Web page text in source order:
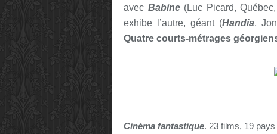
avec Babine(Luc Picard,
exhibe l’autre, géant (Handia,
Quatre courts-métrages
Cinéma fantastique. 23 films, 19 pays